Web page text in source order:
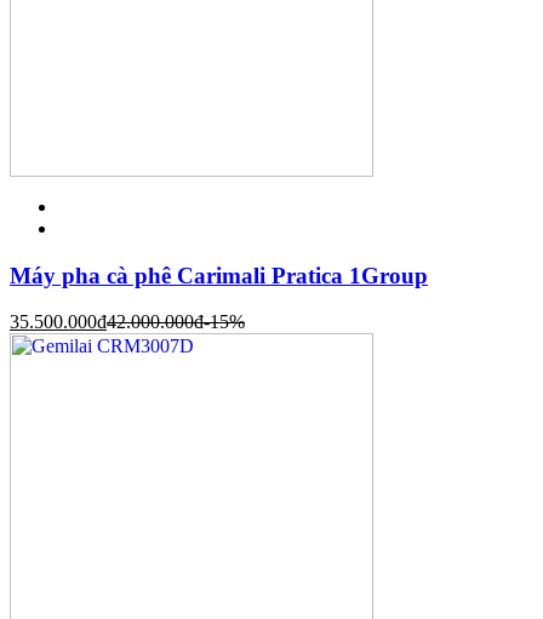
Máy pha cà phê Carimali Pratica 1Group
35.500.000đ42.000.000đ-15%